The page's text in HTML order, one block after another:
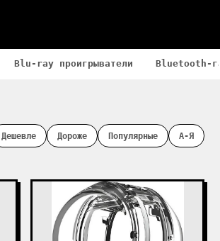
Blu-ray проигрыватели Bluetooth-
Дешевле Дороже Популярные А-Я